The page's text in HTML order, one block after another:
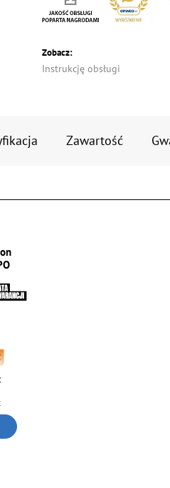
Zobacz:
Instrukcję obsługi
Zawartość